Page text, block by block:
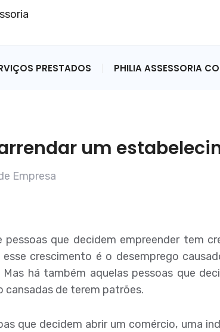
PRESTADOS PHILIA ASSESSORIA
um
Empresa
pessoas que decidem empreender tem
crescimento é o desemprego
Mas há também aquelas pessoas que
cansadas de terem patrões.
que decidem abrir um comércio, uma